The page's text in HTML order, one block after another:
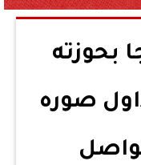
بحوزته
صوره